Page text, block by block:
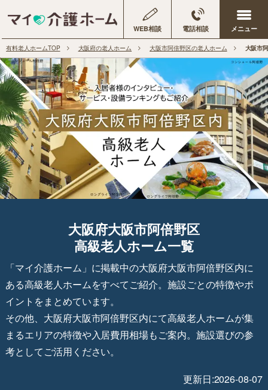
WEB相談 電話相談
有料老人ホームTOP 大阪府の老人ホーム 大阪市阿倍野区の老人ホーム 大阪市
大阪府大阪市阿倍野区
高級老人ホーム一覧
「マイ介護ホーム」に掲載中の大阪府大阪市阿倍野区内に
ある高級老人ホームをすべてご紹介。施設ごとの特徴やポ
イントをまとめています。
その他、大阪府大阪市阿倍野区内にて高級老人ホームが集
まるエリアの特徴や入居費用相場もご案内。施設選びの参
考としてご活用ください。
更新日:2026-08-07